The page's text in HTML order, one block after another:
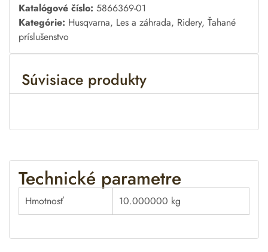
A
l
t
e
n
a
Katalógové číslo: 5866369-01
Kategórie: Husqvarna, Les a záhrada, Ridery, Ťahané
príslušenstvo
Súvisiace produkty
Technické parametre
Hmotnosť 10.000000 kg